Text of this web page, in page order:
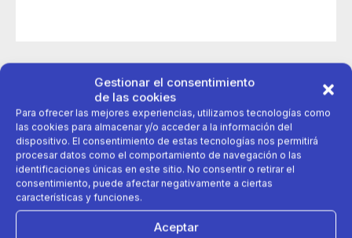
Gestionar el consentimiento
de las cookies
Para ofrecer las mejores experiencias, utilizamos tecnologías como
las cookies para almacenar y/o acceder a la información del
dispositivo. El consentimiento de estas tecnologías nos permitirá
procesar datos como el comportamiento de navegación o las
identificaciones únicas en este sitio. No consentir o retirar el
consentimiento, puede afectar negativamente a ciertas
características y funciones.
Aceptar